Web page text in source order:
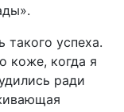
такого успеха.
коже, когда я
ради